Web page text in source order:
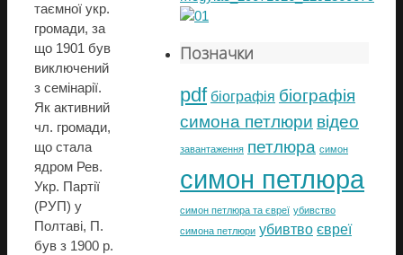
таємної укр.
громади, за
що 1901 був
виключений
з семінарії.
Як активний
чл. громади,
що стала
ядром Рев.
Укр. Партії
(РУП) у
Полтаві, П.
був з 1900 р.
Позначки
pdf біографія біографія
симона петлюри відео
завантаження петлюра симон
симон петлюра
симон петлюра та євреї убивство
симона петлюри убивтво євреї